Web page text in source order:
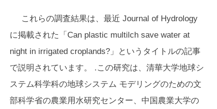
これらの調査結果は、最近 Journal of Hydrology
に掲載された「Can plastic multilch save water at
night in irrigated croplands?」というタイトルの記事
で説明されています。 .この研究は、清華大学地球シ
ステム科学科の地球システム モデリングのための文
部科学省の農業用水研究センター、中国農業大学の